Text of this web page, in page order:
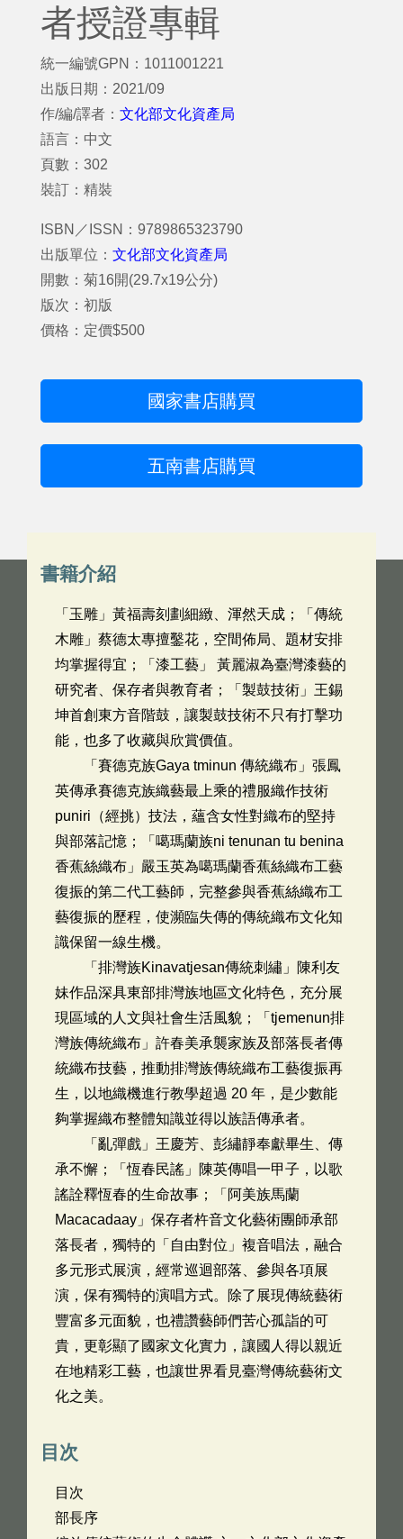
者授證專輯
統一編號GPN：1011001221
出版日期：2021/09
作/編/譯者： 文化部文化資產局
語言：中文
頁數：302
裝訂：精裝
ISBN／ISSN：9789865323790
出版單位： 文化部文化資產局
開數：菊16開(29.7x19公分)
版次：初版
價格：定價$500
國家書店購買
五南書店購買
書籍介紹
「玉雕」黃福壽刻劃細緻、渾然天成；「傳統
木雕」蔡德太專擅鑿花，空間佈局、題材安排
均掌握得宜；「漆工藝」 黃麗淑為臺灣漆藝的
研究者、保存者與教育者；「製鼓技術」王錫
坤首創東方音階鼓，讓製鼓技術不只有打擊功
能，也多了收藏與欣賞價值。
「賽德克族Gaya tminun 傳統織布」張鳳
英傳承賽德克族織藝最上乘的禮服織作技術
puniri（經挑）技法，蘊含女性對織布的堅持
與部落記憶；「噶瑪蘭族ni tenunan tu benina
香蕉絲織布」嚴玉英為噶瑪蘭香蕉絲織布工藝
復振的第二代工藝師，完整參與香蕉絲織布工
藝復振的歷程，使瀕臨失傳的傳統織布文化知
識保留一線生機。
「排灣族Kinavatjesan傳統刺繡」陳利友
妹作品深具東部排灣族地區文化特色，充分展
現區域的人文與社會生活風貌；「tjemenun排
灣族傳統織布」許春美承襲家族及部落長者傳
統織布技藝，推動排灣族傳統織布工藝復振再
生，以地織機進行教學超過 20 年，是少數能
夠掌握織布整體知識並得以族語傳承者。
「亂彈戲」王慶芳、彭繡靜奉獻畢生、傳
承不懈；「恆春民謠」陳英傳唱一甲子，以歌
謠詮釋恆春的生命故事；「阿美族馬蘭
Macacadaay」保存者杵音文化藝術團師承部
落長者，獨特的「自由對位」複音唱法，融合
多元形式展演，經常巡迴部落、參與各項展
演，保有獨特的演唱方式。除了展現傳統藝術
豐富多元面貌，也禮讚藝師們苦心孤詣的可
貴，更彰顯了國家文化實力，讓國人得以親近
在地精彩工藝，也讓世界看見臺灣傳統藝術文
化之美。
目次
目次
部長序